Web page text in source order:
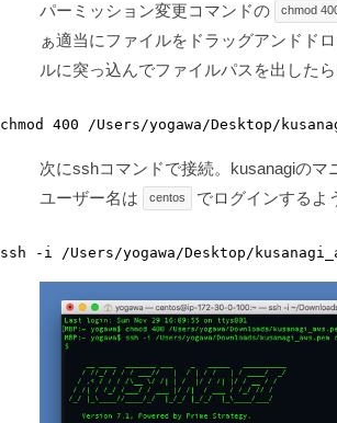
パーミッション変更コマンドの chmod
ぁ適当にファイルをドラッグアンドド
ルに突っ込んでファイルパスを出したら
chmod 400 /Users/yogawa/Desktop/
次にsshコマンドで接続。kusanagiのマ
ユーザー名は
centos でログインするよ
ssh -i /Users/yogawa/Desktop/